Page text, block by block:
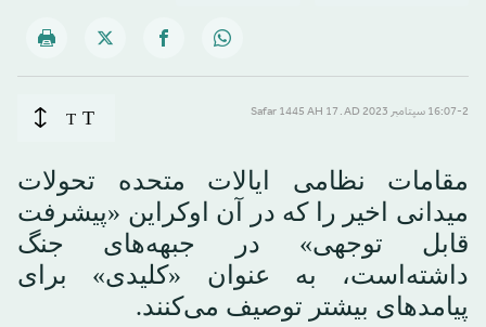
16:07-2 سپتامبر 2023 AD ـ 17 Safar 1445 AH T
T
مقامات نظامی ایالات متحده تحولات
میدانی اخیر را که در آن اوکراین «پیشرفت
قابل توجهی» در جبهه‌های جنگ
داشته‌است، به عنوان «کلیدی» برای
پیامدهای بیشتر توصیف می‌کنند.